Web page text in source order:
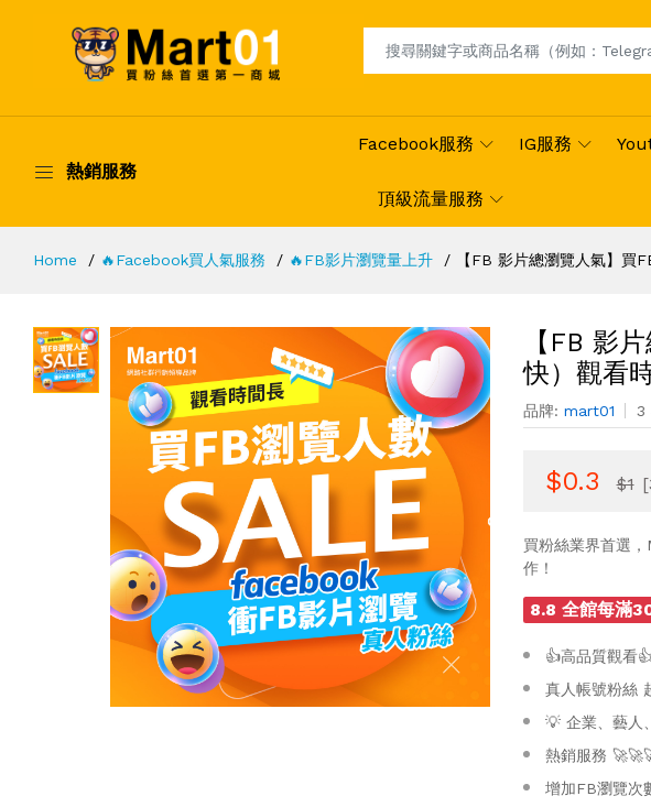
熱銷服務
Facebook服務 IG服務
頂級流量服務
Home 🔥Facebook買人氣服務 🔥FB影片瀏覽量上升 【FB 影片總瀏覽人氣】買
【FB 影
快）觀看
品牌: mart01 3
$0.3 $1
買粉絲業界首選
作！
8.8 全館每滿
👍高品質觀看
真人帳號粉絲
💡 企業、藝人
熱銷服務
增加FB瀏覽次